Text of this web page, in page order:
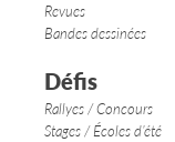
Revues
Bandes dessinées
Défis
Rallyes / Concours
Stages / Écoles d’été